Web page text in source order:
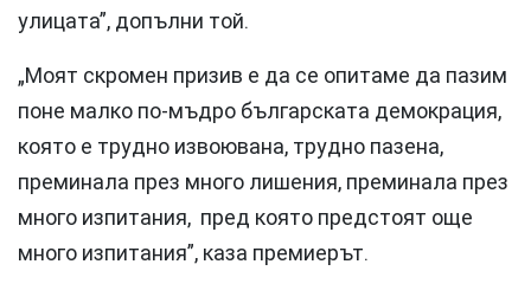
улицата”, допълни той.
„Моят скромен призив е да се опитаме да пазим
поне малко по-мъдро българската демокрация,
която е трудно извоювана, трудно пазена,
преминала през много лишения, преминала през
много изпитания, пред която предстоят още
много изпитания”, каза премиерът.